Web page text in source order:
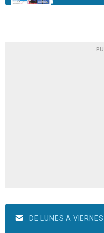
DE LUNES A VIERNES